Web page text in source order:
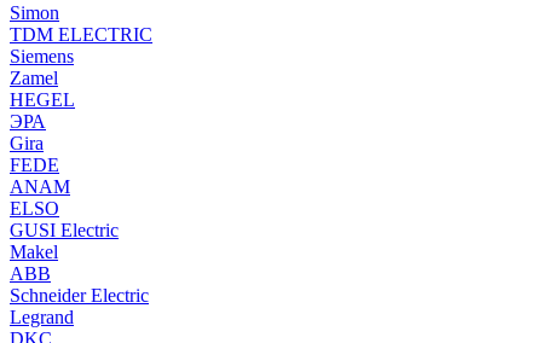
Simon
TDM ELECTRIC
Siemens
Zamel
HEGEL
ЭРА
Gira
FEDE
ANAM
ELSO
GUSI Electric
Makel
ABB
Schneider Electric
Legrand
DKC